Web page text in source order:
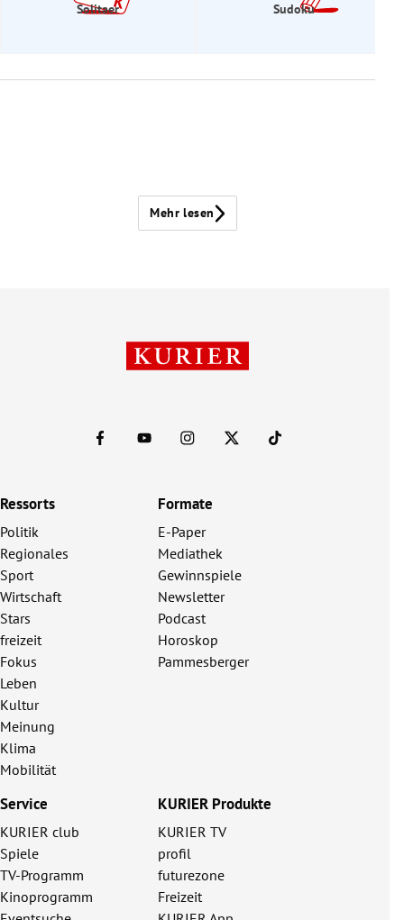
Solitaer Sudoku
Mehr lesen
Ressorts
Politik
Regionales
Sport
Wirtschaft
Stars
freizeit
Fokus
Leben
Kultur
Meinung
Klima
Mobilität
Formate
E-Paper
Mediathek
Gewinnspiele
Newsletter
Podcast
Horoskop
Pammesberger
Service
KURIER club
Spiele
TV-Programm
Kinoprogramm
KURIER Produkte
KURIER TV
profil
futurezone
Freizeit